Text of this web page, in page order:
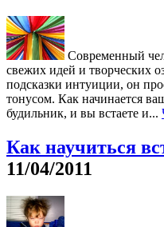
Современный
свежих идей и творческих
подсказки интуиции, он
тонусом. Как начинается
будильник, и вы встаете и...
Как научиться
11/04/2011